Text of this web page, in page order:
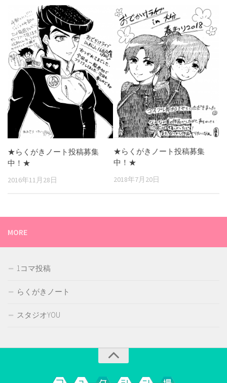
★らくがきノート投稿募集
中！★
2016年11月28日
★らくがきノート投稿募集
中！★
2018年7月20日
MORE
1コマ投稿
らくがきノート
スタジオYOU